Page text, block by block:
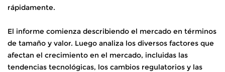
rápidamente.
El informe comienza describiendo el mercado en términos
de tamaño y valor. Luego analiza los diversos factores que
afectan el crecimiento en el mercado, incluidas las
tendencias tecnológicas, los cambios regulatorios y las